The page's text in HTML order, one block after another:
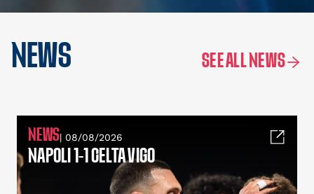
NEWS SEE ALL NEWS
NEWS| 08/08/2026
NAPOLI 1-1 CELTA VIGO